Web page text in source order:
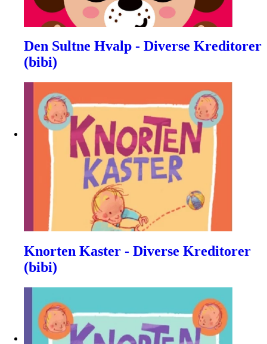
Den Sultne Hvalp - Diverse Kreditorer
(bibi)
Knorten Kaster - Diverse Kreditorer
(bibi)